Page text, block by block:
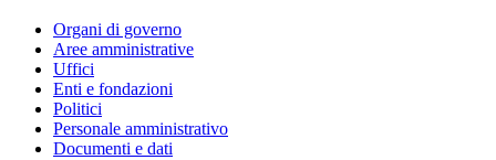
Organi di governo
Aree amministrative
Uffici
Enti e fondazioni
Politici
Personale amministrativo
Documenti e dati